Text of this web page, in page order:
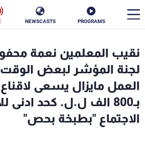
PROGRAMS
NEWSCASTS
نقيب المعلمين نعمة
لجنة المؤشر لبعض الوقت
العمل مايزال يسعى
بـ800 الف ل.ل. كحد
الاجتماع "بطبخة بحص"
الأخبار
سياسة ناس
إقتصاد فن